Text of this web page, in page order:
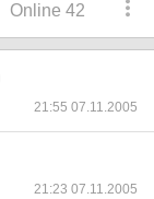
Online 42
21:55 07.11.2005
21:23 07.11.2005